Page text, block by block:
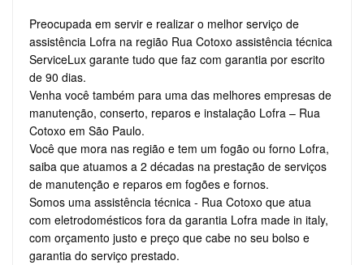
Preocupada em servir e realizar o melhor serviço de
assistência Lofra na região Rua Cotoxo assistência técnica
ServiceLux garante tudo que faz com garantia por escrito
de 90 dias.
Venha você também para uma das melhores empresas de
manutenção, conserto, reparos e instalação Lofra – Rua
Cotoxo em São Paulo.
Você que mora nas região e tem um fogão ou forno Lofra,
saiba que atuamos a 2 décadas na prestação de serviços
de manutenção e reparos em fogões e fornos.
Somos uma assistência técnica - Rua Cotoxo que atua
com eletrodomésticos fora da garantia Lofra made in italy,
com orçamento justo e preço que cabe no seu bolso e
garantia do serviço prestado.